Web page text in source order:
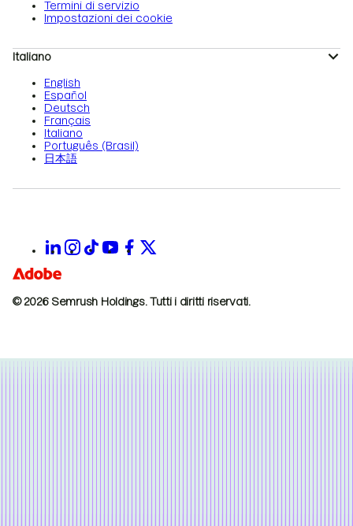
Termini di servizio
Impostazioni dei cookie
Italiano
English
Español
Deutsch
Français
Italiano
Português (Brasil)
日本語
© 2026 Semrush Holdings. Tutti i diritti riservati.